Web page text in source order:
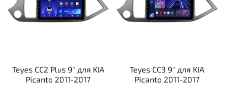
Teyes CC2 Plus 9" для KIA
Picanto 2011-2017
Teyes CC3 9" для KIA
Picanto 2011-2017